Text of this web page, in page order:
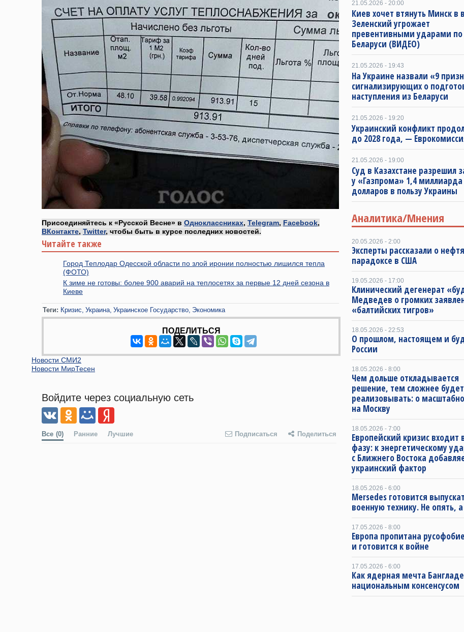
Присоединяйтесь к «Русской Весне» в Одноклассниках, Telegram, Facebook,
ВКонтакте, Twitter, чтобы быть в курсе последних новостей.
Читайте также
Город Теплодар Одесской области по злой иронии полностью лишился тепла
(ФОТО)
К зиме не готовы: более 900 аварий на теплосетях за первые 12 дней сезона в
Киеве
Теги: Кризис Украина Украинское Государство Экономика
ПОДЕЛИТЬСЯ
Новости СМИ2
Новости МирТесен
Войдите через социальную сеть
Все (0) Ранние Лучшие Подписаться Поделиться
21.05.2026 - 20:00
Киев хочет втянуть Минск в
Зеленский угрожает
превентивными ударами по
Беларуси (ВИДЕО)
21.05.2026 - 19:43
На Украине назвали «9
сигнализирующих о
наступления из Беларуси
21.05.2026 - 19:20
Украинский конфликт
до 2028 года, —
21.05.2026 - 19:00
Суд в Казахстане разрешил
у «Газпрома» 1,4 миллиарда
долларов в пользу Украины
Аналитика/Мнения
20.05.2026 - 2:00
Эксперты рассказали о
парадоксе в США
19.05.2026 - 17:00
Клинический дегенерат
Медведев о громких
«балтийских тигров»
18.05.2026 - 22:53
О прошлом, настоящем и
России
18.05.2026 - 8:00
Чем дольше откладывается
решение, тем сложнее
реализовывать: о
на Москву
18.05.2026 - 7:00
Европейский кризис входит
фазу: к энергетическому
с Ближнего Востока
украинский фактор
18.05.2026 - 6:00
Mersedes готовится
военную технику. Не опять,
17.05.2026 - 8:00
Европа пропитана
и готовится к войне
17.05.2026 - 6:00
Как ядерная мечта
национальным консенсусом